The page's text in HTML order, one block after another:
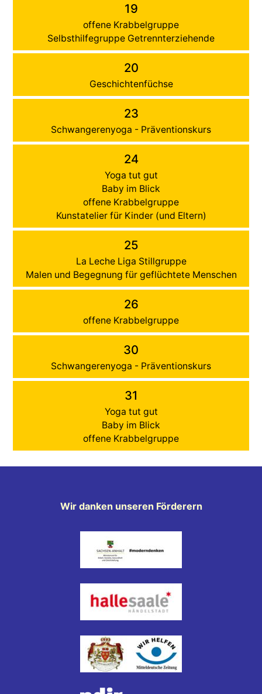
19
offene Krabbelgruppe
Selbsthilfegruppe Getrennterziehende
20
Geschichtenfüchse
23
Schwangerenyoga - Präventionskurs
24
Yoga tut gut
Baby im Blick
offene Krabbelgruppe
Kunstatelier für Kinder (und Eltern)
25
La Leche Liga Stillgruppe
Malen und Begegnung für geflüchtete Menschen
26
offene Krabbelgruppe
30
Schwangerenyoga - Präventionskurs
31
Yoga tut gut
Baby im Blick
offene Krabbelgruppe
Wir danken unseren Förderern